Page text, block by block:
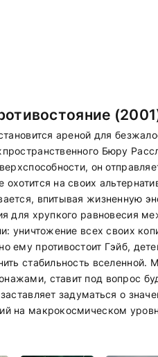
ареной для
Бюру
он
охотится на своих
впитывая жизненную
для хрупкого равновесия
уничтожение всех своих
ему противостоит Гэйб,
стабильность вселенной.
ставит под вопрос
задуматься о
на макрокосмическом